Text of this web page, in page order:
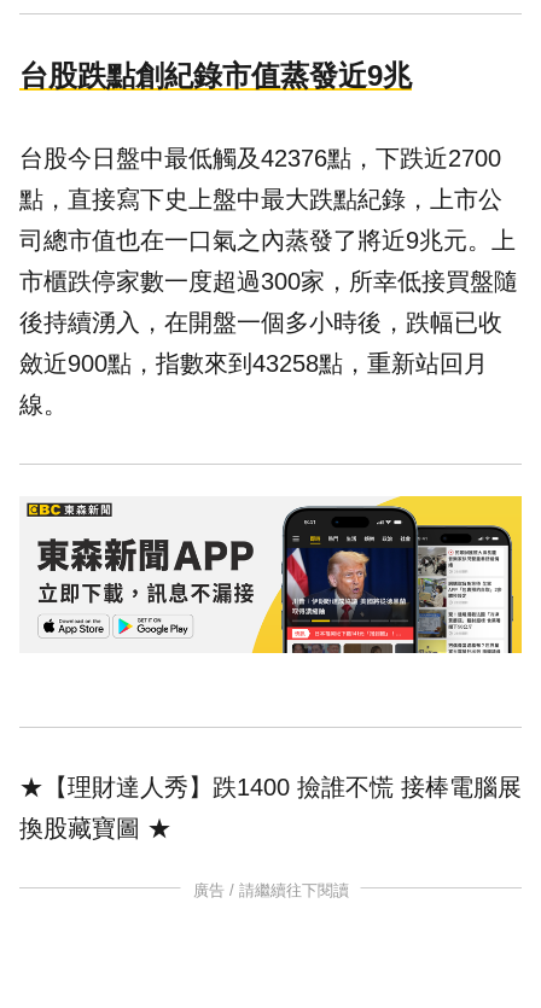
台股跌點創紀錄市值蒸發近9兆
台股今日盤中最低觸及42376點，下跌近2700
點，直接寫下史上盤中最大跌點紀錄，上市公
司總市值也在一口氣之內蒸發了將近9兆元。上
市櫃跌停家數一度超過300家，所幸低接買盤隨
後持續湧入，在開盤一個多小時後，跌幅已收
斂近900點，指數來到43258點，重新站回月
線。
★【理財達人秀】跌1400 撿誰不慌 接棒電腦展
換股藏寶圖 ★
廣告 / 請繼續往下閱讀